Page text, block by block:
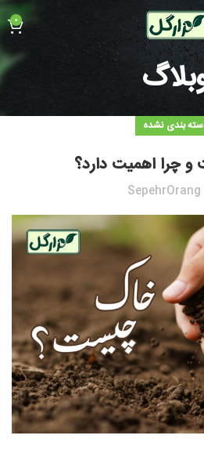
0
بندی نشده
چرا اهمیت دارد؟
SepehrOrang